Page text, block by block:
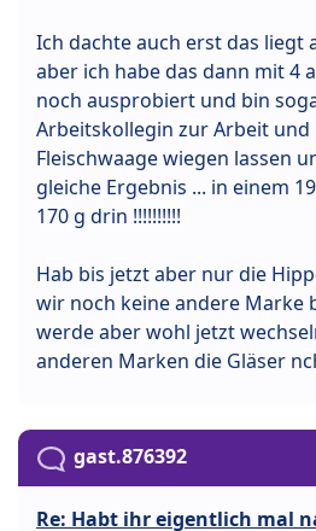
Ich dachte auch erst das liegt
aber ich habe das dann mit 4
noch ausprobiert und bin
Arbeitskollegin zur Arbeit und
Fleischwaage wiegen lassen
gleiche Ergebnis ... in einem
170 g drin !!!!!!!!!!
Hab bis jetzt aber nur die
wir noch keine andere Marke
werde aber wohl jetzt
anderen Marken die Gläser
gast.876392
Re: Habt ihr eigentlich mal